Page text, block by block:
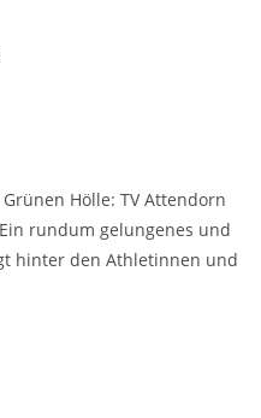
Hölle: TV Attendorn
rundum gelungenes und
hinter den Athletinnen und